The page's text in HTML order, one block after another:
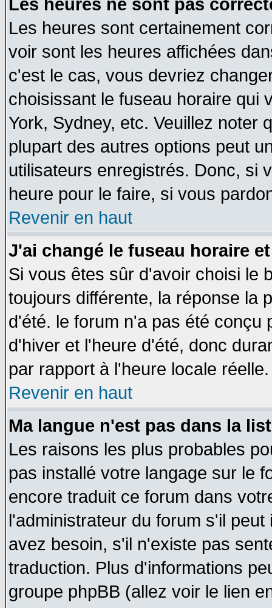
Les heures ne sont pas
Les heures sont certainement
voir sont les heures affichées
c'est le cas, vous devriez
choisissant le fuseau horaire qui
York, Sydney, etc. Veuillez noter
plupart des autres options peut
utilisateurs enregistrés. Donc, si
heure pour le faire, si vous
Revenir en haut
J'ai changé le fuseau horaire
Si vous êtes sûr d'avoir choisi le
toujours différente, la réponse la
d'été. le forum n'a pas été conçu
d'hiver et l'heure d'été, donc
par rapport à l'heure locale réelle.
Revenir en haut
Ma langue n'est pas dans la
Les raisons les plus probables
pas installé votre langage sur le
encore traduit ce forum dans
l'administrateur du forum s'il
avez besoin, s'il n'existe pas
traduction. Plus d'informations
groupe phpBB (allez voir le lien